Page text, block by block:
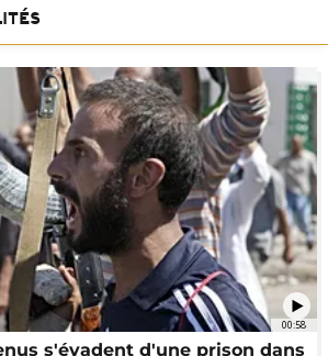
00:58
s'évadent d'une prison dans